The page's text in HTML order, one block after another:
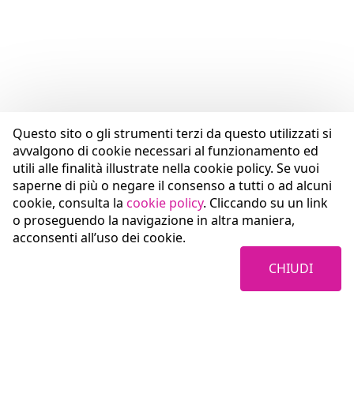
Questo sito o gli strumenti terzi da questo utilizzati si
avvalgono di cookie necessari al funzionamento ed
utili alle finalità illustrate nella cookie policy. Se vuoi
saperne di più o negare il consenso a tutti o ad alcuni
cookie, consulta la cookie policy. Cliccando su un link
o proseguendo la navigazione in altra maniera,
acconsenti all’uso dei cookie.
CHIUDI